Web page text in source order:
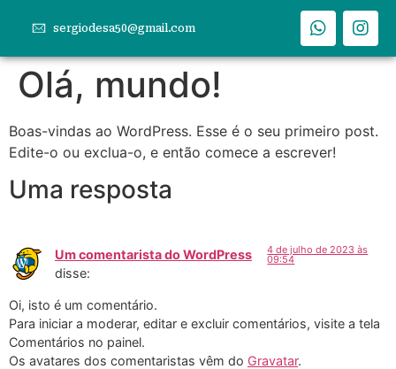
sergiodesa50@gmail.com
Olá, mundo!
Boas-vindas ao WordPress. Esse é o seu primeiro post.
Edite-o ou exclua-o, e então comece a escrever!
Uma resposta
Um comentarista do WordPress
disse:
4 de julho de 2023 às
09:54
Oi, isto é um comentário.
Para iniciar a moderar, editar e excluir comentários, visite a tela
Comentários no painel.
Os avatares dos comentaristas vêm do Gravatar.